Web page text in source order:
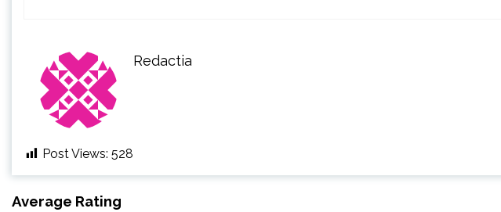
Redactia
Post Views: 528
Average Rating